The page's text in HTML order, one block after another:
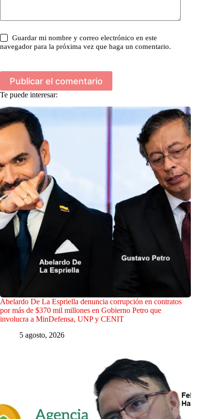
Guardar mi nombre y correo electrónico en este
navegador para la próxima vez que haga un comentario.
Publicar el comentario
Te puede interesar:
Abelardo De La Espriella denuncia corrupción en contratos
por más de $370 mil millones en Gobierno Petro que
involucra a MinDefensa, UNP y CENIT
5 agosto, 2026